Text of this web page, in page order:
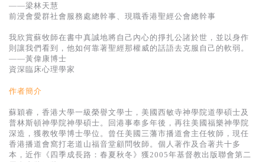
——梁林天慧
前浸會愛群社會服務處總幹事、現職香港聖經公會總幹事
我欣賞蘇牧師在書中真誠地將自己內心的掙扎公諸於世，並以身作
則讓我們看到，他如何靠著聖經那權威的話語去克服自己的軟弱。
——黃偉康博士
資深臨床心理學家
作者簡介
蘇穎睿，香港大學一級榮譽文學士，美國西敏寺神學院道學碩士及
普林斯頓神學院神學碩士。回港事奉多年後，再往美國福樂神學院
深造，獲教牧學博士學位。曾任美國三藩市播道會主任牧師，現任
香港播道會窩打老道山福音堂顧問牧師。個人著作及合著共十多
本，近作《四季成長路：春夏秋冬》獲2005年基督教出版聯會第二